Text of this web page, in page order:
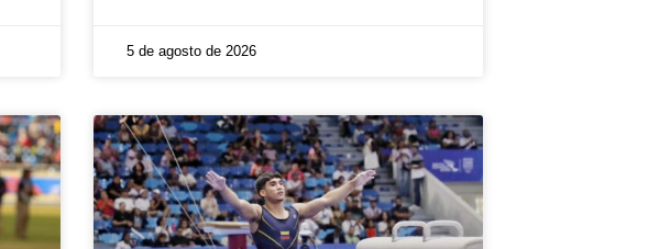
5 de agosto de 2026